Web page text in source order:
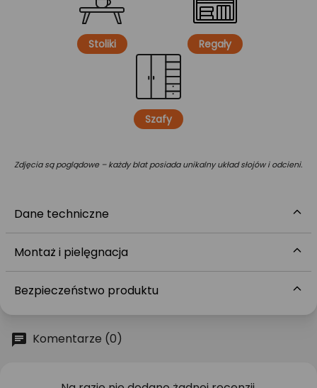
Stoliki Regały
Szafy
Zdjęcia są poglądowe – każdy blat posiada unikalny układ słojów i odcieni.
Dane techniczne
Montaż i pielęgnacja
Bezpieczeństwo produktu
Komentarze (0)